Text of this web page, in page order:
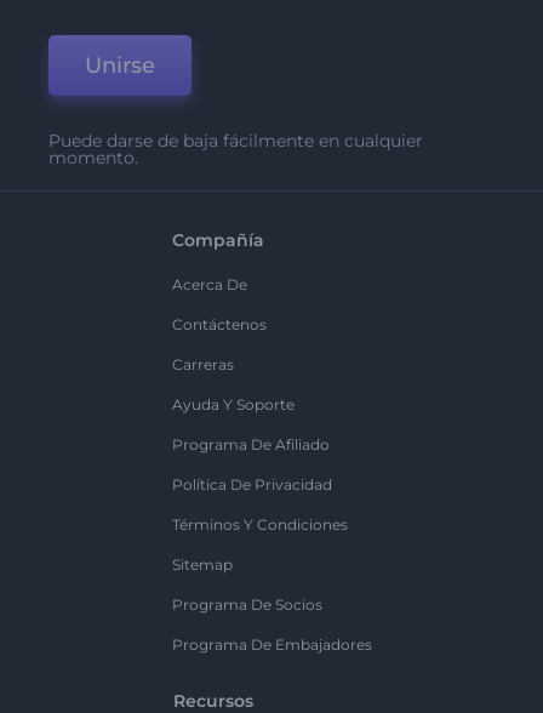
Unirse
Puede darse de baja fácilmente en cualquier
momento.
Compañía
Acerca De
Contáctenos
Carreras
Ayuda Y Soporte
Programa De Afiliado
Política De Privacidad
Términos Y Condiciones
Sitemap
Programa De Socios
Programa De Embajadores
Recursos